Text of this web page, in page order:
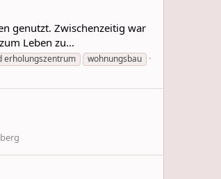
genutzt. Zwischenzeitig war
Leben zu...
erholungszentrum wohnungsbau